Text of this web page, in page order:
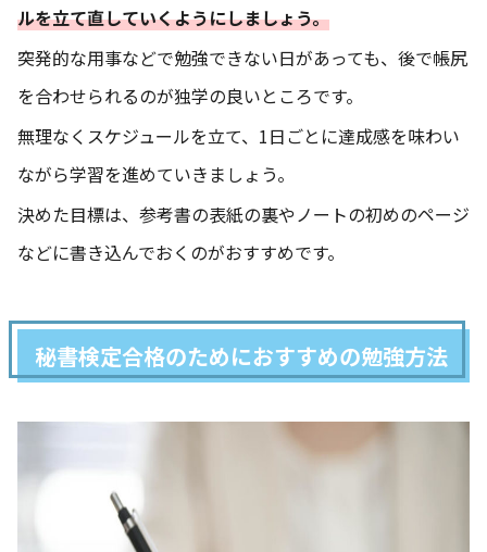
ルを立て直していくようにしましょう。
突発的な用事などで勉強できない日があっても、後で帳尻
を合わせられるのが独学の良いところです。
無理なくスケジュールを立て、1日ごとに達成感を味わい
ながら学習を進めていきましょう。
決めた目標は、参考書の表紙の裏やノートの初めのページ
などに書き込んでおくのがおすすめです。
秘書検定合格のためにおすすめの勉強方法